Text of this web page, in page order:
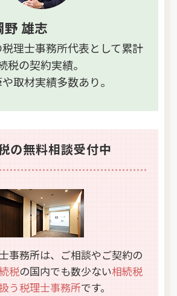
野 雄志
理士事務所代表として累計
税の契約実績。
取材実績多数あり。
の無料相談受付中
事務所は、ご相談やご契約の
税の国内でも数少ない相続税
う税理士事務所です。